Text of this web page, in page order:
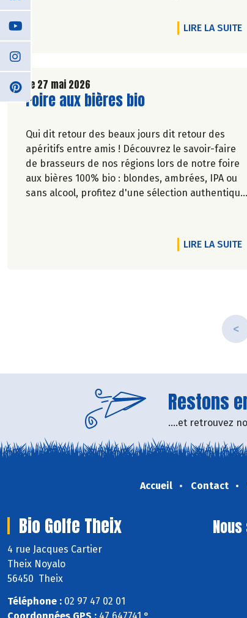
brique de lait d’1l, ça va en faire des crêpes !
LIRE LA SUITE
Le 27 mai 2026
Lire la suite de l'article
Foire aux bières bio
Qui dit retour des beaux jours dit retour des
apéritifs entre amis ! Découvrez le savoir-faire
de brasseurs de nos régions lors de notre foire
aux bières 100% bio : blondes, ambrées, IPA ou
sans alcool, profitez d'une sélection authentique
LIRE LA SUITE
<
Restons
....et retrouvez
Accueil Contact
Bio Golfe Theix
4 rue Jacques Cartier
Theix Noyalo
56450 Theix
Téléphone : 02 97 47 02 01
Coordonnées GPS : 47,647741 ° ,